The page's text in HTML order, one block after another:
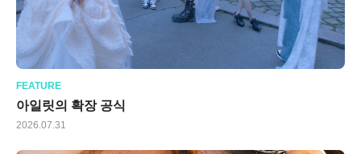
FEATURE
아일릿의 확장 공식
2026.07.31